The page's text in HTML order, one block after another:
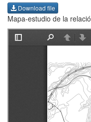
Download file
Mapa-estudio de la